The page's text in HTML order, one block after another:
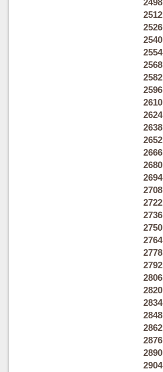
2498
2512
2526
2540
2554
2568
2582
2596
2610
2624
2638
2652
2666
2680
2694
2708
2722
2736
2750
2764
2778
2792
2806
2820
2834
2848
2862
2876
2890
2904